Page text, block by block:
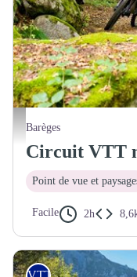
AntoineGarcia
Barèges
Point de vue et
Facile 2h